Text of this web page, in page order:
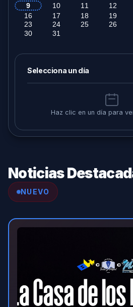
9
10 11 12
16
17 18 19
23
24 25 26
30
31
Selecciona un día
Haz clic en un día para
Noticias
NUEVO